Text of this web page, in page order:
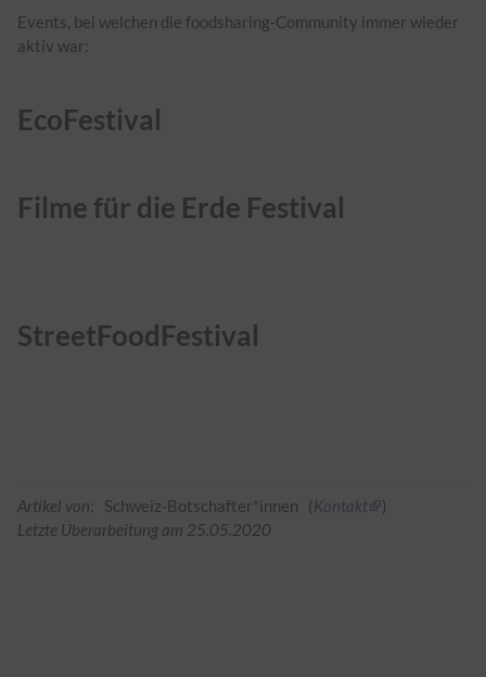
Events, bei welchen die foodsharing-Community immer wieder
aktiv war:
EcoFestival
Filme für die Erde Festival
StreetFoodFestival
Artikel von: Schweiz-Botschafter*innen (Kontakt
)
Letzte Überarbeitung am 25.05.2020